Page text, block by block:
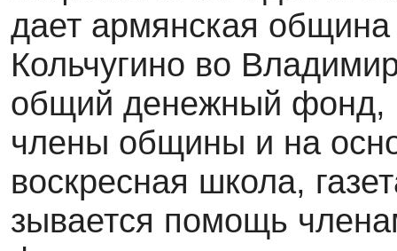
дает армянская
Кольчугино во
общий денежный фонд,
члены общины и на
воскресная школа,
зывается помощь